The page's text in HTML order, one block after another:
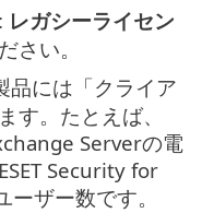
: レガシーライセン
さい。
品には「クライア
す。たとえば、
Serverの電
Security for
ザー数です。